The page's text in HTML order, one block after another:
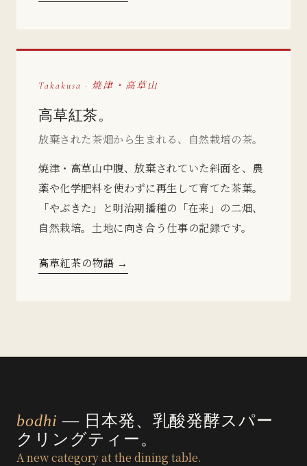
Takakusa · 焼津・高草山
高草紅茶。
放棄された茶畑から生まれる、自然栽培の茶。
焼津・高草山中腹、放棄されていた斜面を、農
薬や化学肥料を使わずに再生して育てた茶葉。
「やぶきた」と明治期播種の「在来」の二畑、
自然栽培。土地に向き合う仕事の記録です。
高草紅茶の物語 →
bodhi — 日本発、乳酸発酵スパー
クリングティー。
A new category at the dining table.